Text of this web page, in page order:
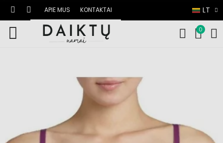
LT
APIE MUS KONTAKTAI
0